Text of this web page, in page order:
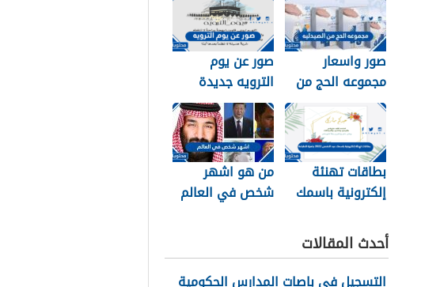
صور واسعار
مجموعه الحج من
الصيدليه 2026
صور عن يوم
الترويه جديدة
ومميزة 2026
بطاقات تهنئة
إلكترونية باسمك
جاهزة للطباعة
من هو اشهر
شخص في العالم
أحدث المقالات
التسجيل في باصات المدارس الحكومية